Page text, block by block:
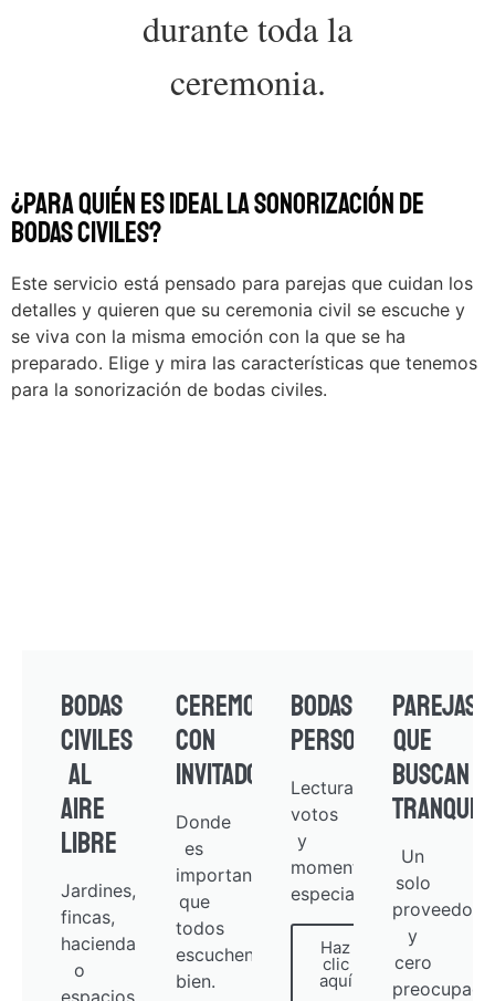
durante toda la
ceremonia.
¿Para quién es ideal la sonorización de
bodas civiles?
Este servicio está pensado para parejas que cuidan los
detalles y quieren que su ceremonia civil se escuche y
se viva con la misma emoción con la que se ha
preparado. Elige y mira las características que tenemos
para la sonorización de bodas civiles.
Bodas
civiles
al
aire
libre
Jardines,
fincas,
haciendas
o
Ceremonias
con
invitados
Donde
es
importante
que
todos
escuchen
bien.
Bodas
personalizadas
Lecturas,
votos
y
momentos
especiales.
Haz
clic
aquí
Parejas
que
buscan
Un
solo
proveedor
y
cero